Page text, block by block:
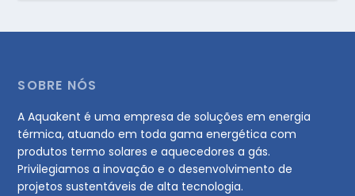
SOBRE NÓS
A Aquakent é uma empresa de soluções em energia
térmica, atuando em toda gama energética com
produtos termo solares e aquecedores a gás.
Privilegiamos a inovação e o desenvolvimento de
projetos sustentáveis de alta tecnologia.